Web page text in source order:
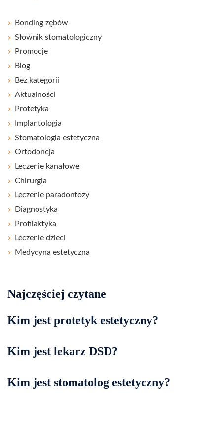
Bonding zębów
Słownik stomatologiczny
Promocje
Blog
Bez kategorii
Aktualności
Protetyka
Implantologia
Stomatologia estetyczna
Ortodoncja
Leczenie kanałowe
Chirurgia
Leczenie paradontozy
Diagnostyka
Profilaktyka
Leczenie dzieci
Medycyna estetyczna
Najczęściej czytane
Kim jest protetyk estetyczny?
Kim jest lekarz DSD?
Kim jest stomatolog estetyczny?